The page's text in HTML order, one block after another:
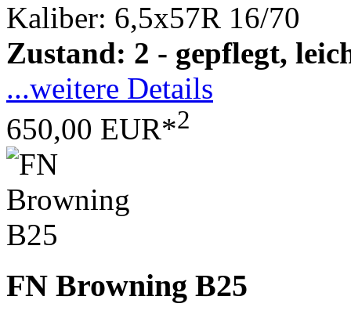
Kaliber: 6,5x57R 16/70
Zustand: 2 - gepflegt,
...weitere Details
650,00 EUR*2
FN Browning B25